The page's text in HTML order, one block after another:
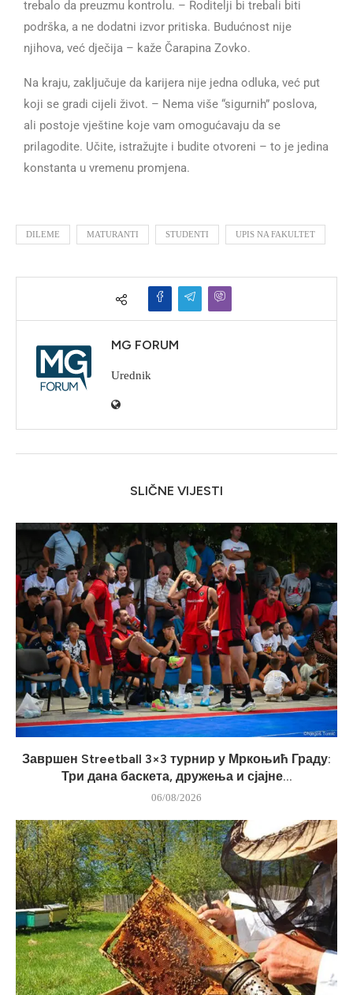
trebalo da preuzmu kontrolu. – Roditelji bi trebali biti
podrška, a ne dodatni izvor pritiska. Budućnost nije
njihova, već dječija – kaže Čarapina Zovko.
Na kraju, zaključuje da karijera nije jedna odluka, već put
koji se gradi cijeli život. – Nema više “sigurnih” poslova,
ali postoje vještine koje vam omogućavaju da se
prilagodite. Učite, istražujte i budite otvoreni – to je jedina
konstanta u vremenu promjena.
DILEME MATURANTI STUDENTI UPIS NA FAKULTET
MG FORUM
Urednik
SLIČNE VIJESTI
Завршен Streetball 3×3 турнир у Мркоњић Граду:
Три дана баскета, дружења и сјајне...
06/08/2026